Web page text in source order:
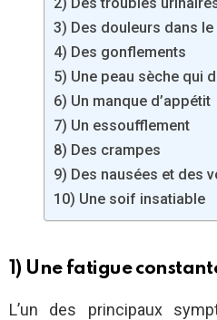
3) Des douleurs dans
4) Des gonflements
5) Une peau sèche qui
6) Un manque d’appétit
7) Un essoufflement
8) Des crampes
9) Des nausées et des
10) Une soif insatiable
1) Une fatigue
L’un des principaux